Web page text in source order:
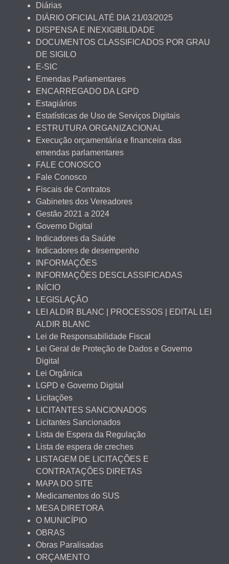
Diárias
DIÁRIO OFICIAL ATÉ DIA 21/03/2025
DISPENSA E INEXIGIBILIDADE
DOCUMENTOS CLASSIFICADOS POR GRAU
DE SIGILO
E-SIC
Emendas Parlamentares
ENCARREGADO DA LGPD
Estagiários
Estatísticas de Uso de Serviços Digitais
ESTRUTURA ORGANIZACIONAL
Execução orçamentária e financeira das
emendas parlamentares
FALE CONOSCO
Fale Conosco
Fiscais de Contratos
Gabinetes dos Vereadores
Gestão 2021 a 2024
Governo Digital
Indicadores da Saúde
Indicadores de desempenho
INFORMAÇÕES
INFORMAÇÕES DESCLASSIFICADAS
INÍCIO
LEGISLAÇÃO
LEI ALDIR BLANC | PROCESSOS | EDITAL LEI
ALDIR BLANC
Lei de Responsabilidade Fiscal
Lei Geral de Proteção de Dados e Governo
Digital
Lei Orgânica
LGPD e Governo Digital
Licitações
LICITANTES SANCIONADOS
Licitantes Sancionados
Lista de Espera da Regulação
Lista de espera de creches
LISTAGEM DE LICITAÇÕES E
CONTRATAÇÕES DIRETAS
MAPA DO SITE
Medicamentos do SUS
MESA DIRETORA
O MUNICÍPIO
OBRAS
Obras Paralisadas
ORÇAMENTO